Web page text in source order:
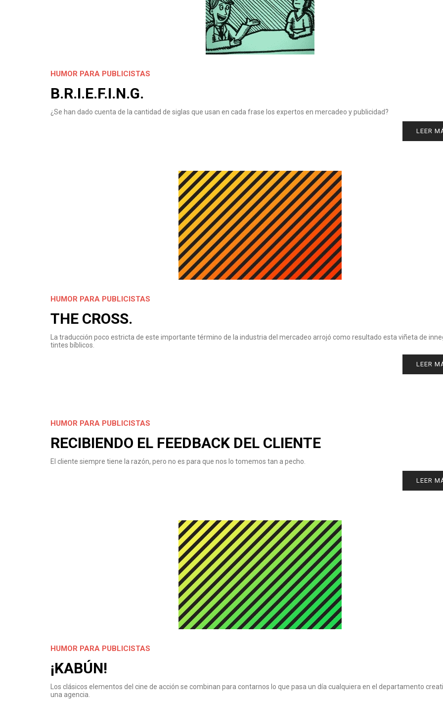
HUMOR PARA PUBLICISTAS
B.R.I.E.F.I.N.G.
¿Se han dado cuenta de la cantidad de siglas que usan en cada frase los expertos en mercadeo y publicidad?
LEER
HUMOR PARA PUBLICISTAS
THE CROSS.
La traducción poco estricta de este importante término de la industria del mercadeo arrojó como resultado esta viñeta de
tintes bíblicos.
LEER
HUMOR PARA PUBLICISTAS
RECIBIENDO EL FEEDBACK DEL CLIENTE
El cliente siempre tiene la razón, pero no es para que nos lo tomemos tan a pecho.
LEER
HUMOR PARA PUBLICISTAS
¡KABÚN!
Los clásicos elementos del cine de acción se combinan para contarnos lo que pasa un día cualquiera en el departamento
una agencia.